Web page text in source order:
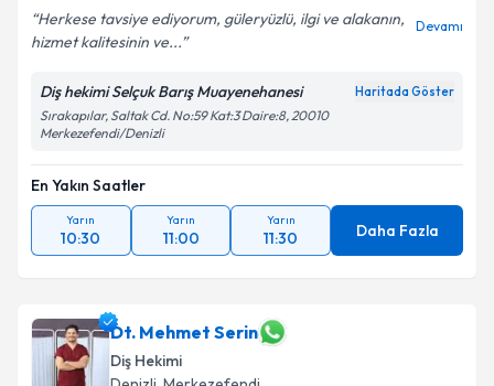
Herkese tavsiye ediyorum, güleryüzlü, ilgi ve alakanın,
hizmet kalitesinin ve...
Devamı
Diş hekimi Selçuk Barış Muayenehanesi Haritada Göster
Sırakapılar, Saltak Cd. No:59 Kat:3 Daire:8, 20010
Merkezefendi/Denizli
En Yakın Saatler
Yarın
10:30
Yarın
11:00
Yarın
11:30 Daha Fazla
Dt. Mehmet Serin
Diş Hekimi